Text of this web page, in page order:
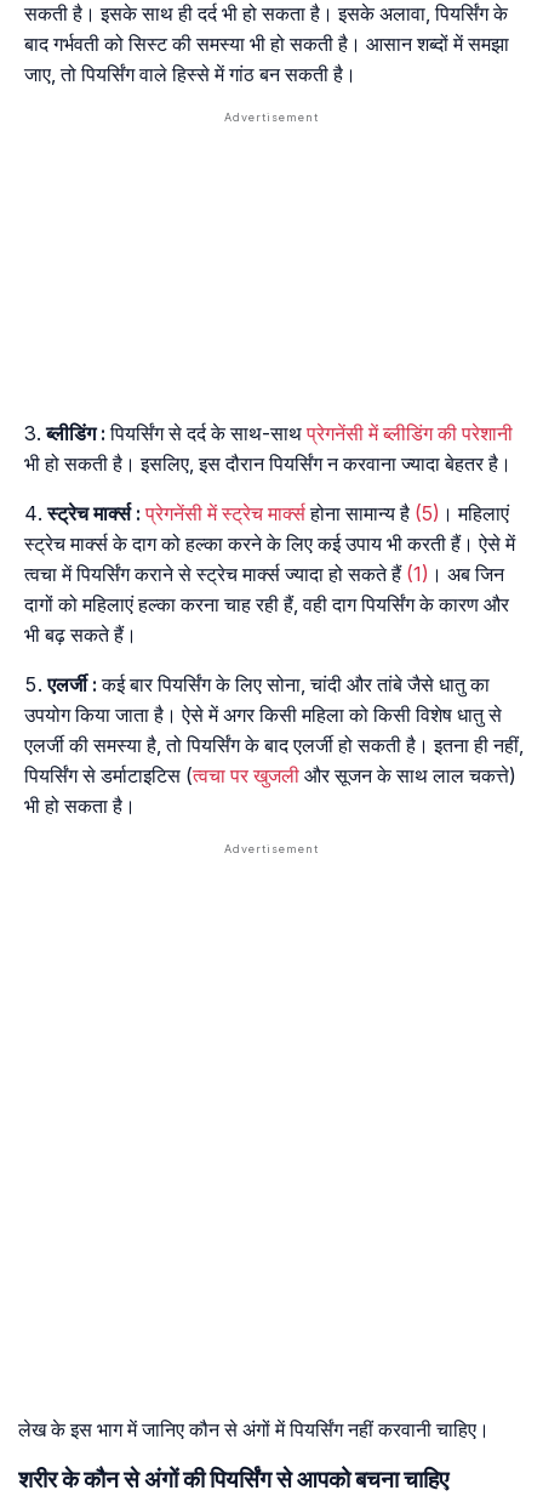
सकती है। इसके साथ ही दर्द भी हो सकता है। इसके अलावा, पियर्सिंग के
बाद गर्भवती को सिस्ट की समस्या भी हो सकती है। आसान शब्दों में समझा
जाए, तो पियर्सिंग वाले हिस्से में गांठ बन सकती है।
ब्लीडिंग : पियर्सिंग से दर्द के साथ-साथप्रेगनेंसी में ब्लीडिंग की परेशानी
भी हो सकती है। इसलिए, इस दौरान पियर्सिंग न करवाना ज्यादा बेहतर है।
स्ट्रेच मार्क्स : प्रेगनेंसी में स्ट्रेच मार्क्सहोना सामान्य है (5) । महिलाएं
स्ट्रेच मार्क्स के दाग को हल्का करने के लिए कई उपाय भी करती हैं। ऐसे में
त्वचा में पियर्सिंग कराने से स्ट्रेच मार्क्स ज्यादा हो सकते हैं (1) । अब जिन
दागों को महिलाएं हल्का करना चाह रही हैं, वही दाग पियर्सिंग के कारण और
भी बढ़ सकते हैं।
एलर्जी :कई बार पियर्सिंग के लिए सोना, चांदी और तांबे जैसे धातु का
उपयोग किया जाता है। ऐसे में अगर किसी महिला को किसी विशेष धातु से
एलर्जी की समस्या है, तो पियर्सिंग के बाद एलर्जी हो सकती है। इतना ही नहीं,
पियर्सिंग से डर्माटाइटिस (त्वचा पर खुजली और सूजन के साथ लाल चकत्ते)
भी हो सकता है।
लेख के इस भाग में जानिए कौन से अंगों में पियर्सिंग नहीं करवानी चाहिए।
शरीर के कौन से अंगों की पियर्सिंग से आपको बचना चाहिए